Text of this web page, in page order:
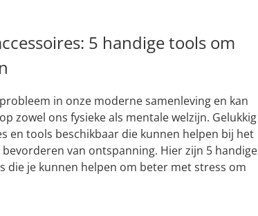
5 handige tools om
in onze moderne samenleving en kan
zowel ons fysieke als mentale welzijn. Gelukkig
en tools beschikbaar die kunnen helpen bij het
van ontspanning. Hier zijn 5 handige
die je kunnen helpen om beter met stress om